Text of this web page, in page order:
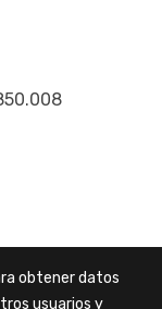
obtener datos
usuarios y